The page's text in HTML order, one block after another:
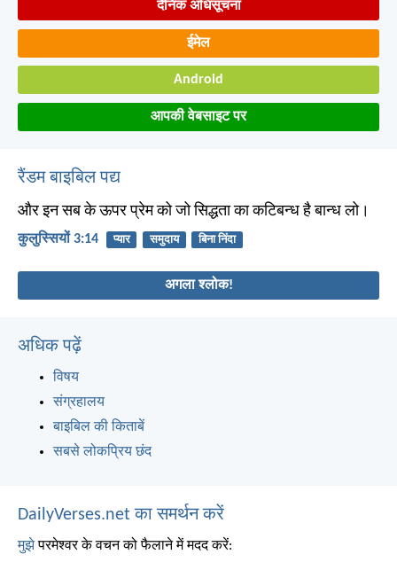
दैनिक अधिसूचना
ईमेल
Android
आपकी वेबसाइट पर
रैंडम बाइबिल पद्य
और इन सब के ऊपर प्रेम को जो सिद्धता का कटिबन्ध है बान्ध लो।
कुलुस्सियों 3:14 प्यार समुदाय बिना निंदा
अगला श्लोक!
अधिक पढ़ें
विषय
संग्रहालय
बाइबिल की किताबें
सबसे लोकप्रिय छंद
DailyVerses.net का समर्थन करें
मुझेपरमेश्वर के वचन को फैलाने में मदद करें: